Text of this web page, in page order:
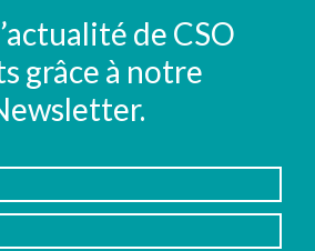
de CSO
grâce à notre